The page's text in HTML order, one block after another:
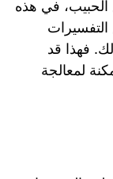
الحبيب، في هذه
فهذا قد
لمعالجة